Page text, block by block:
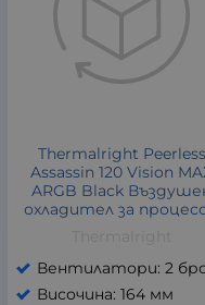
Thermalright Peerless
Assassin 120 Vision
ARGB Black
охладител за
Вентилатори: 2
Височина: 164 мм